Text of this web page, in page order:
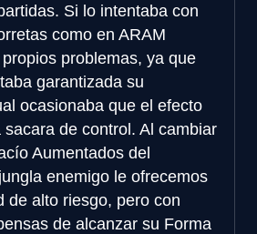
Si lo intentaba con
como en ARAM
problemas, ya que
garantizada su
ocasionaba que el efecto
sacara de control. Al cambiar
Aumentados del
enemigo le ofrecemos
de alto riesgo, pero con
de alcanzar su Forma